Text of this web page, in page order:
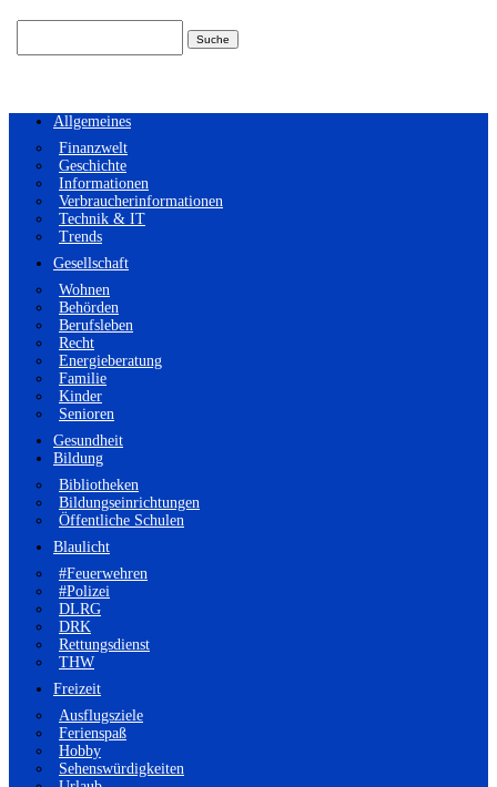
Allgemeines
Finanzwelt
Geschichte
Informationen
Verbraucherinformationen
Technik & IT
Trends
Gesellschaft
Wohnen
Behörden
Berufsleben
Recht
Energieberatung
Familie
Kinder
Senioren
Gesundheit
Bildung
Bibliotheken
Bildungseinrichtungen
Öffentliche Schulen
Blaulicht
#Feuerwehren
#Polizei
DLRG
DRK
Rettungsdienst
THW
Freizeit
Ausflugsziele
Ferienspaß
Hobby
Sehenswürdigkeiten